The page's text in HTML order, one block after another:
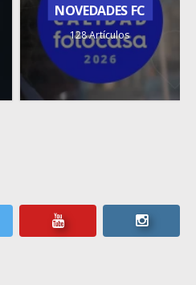
NOVEDADES FC
128 Artículos